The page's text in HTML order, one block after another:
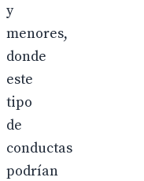
y
menores,
donde
este
tipo
de
conductas
podrían